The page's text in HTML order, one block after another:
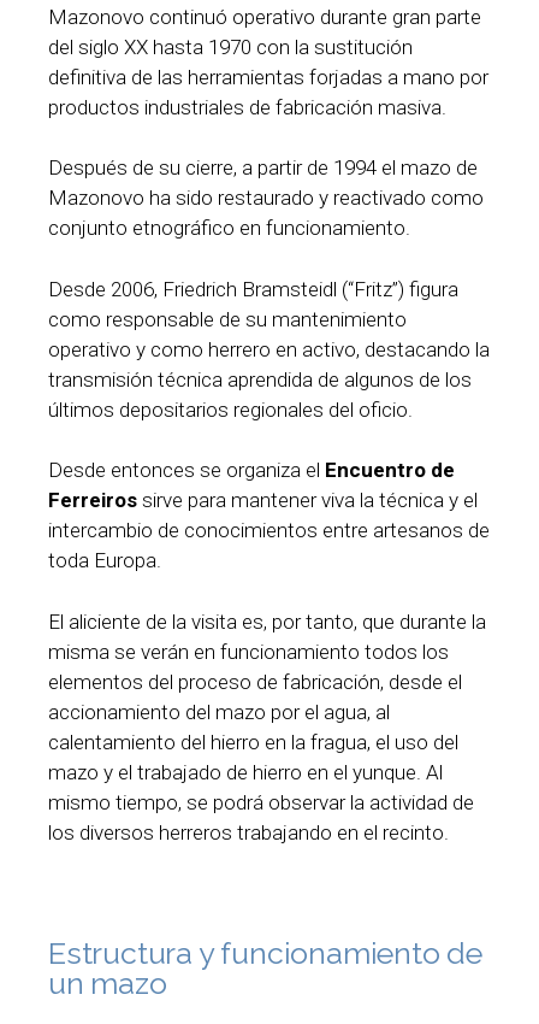
Mazonovo continuó operativo durante gran parte
del siglo XX hasta 1970 con la sustitución
definitiva de las herramientas forjadas a mano por
productos industriales de fabricación masiva.
Después de su cierre, a partir de 1994 el mazo de
Mazonovo ha sido restaurado y reactivado como
conjunto etnográfico en funcionamiento.
Desde 2006, Friedrich Bramsteidl (“Fritz”) figura
como responsable de su mantenimiento
operativo y como herrero en activo, destacando la
transmisión técnica aprendida de algunos de los
últimos depositarios regionales del oficio.
Desde entonces se organiza el Encuentro de
Ferreiros sirve para mantener viva la técnica y el
intercambio de conocimientos entre artesanos de
toda Europa.
El aliciente de la visita es, por tanto, que durante la
misma se verán en funcionamiento todos los
elementos del proceso de fabricación, desde el
accionamiento del mazo por el agua, al
calentamiento del hierro en la fragua, el uso del
mazo y el trabajado de hierro en el yunque. Al
mismo tiempo, se podrá observar la actividad de
los diversos herreros trabajando en el recinto.
Estructura y funcionamiento de
un mazo